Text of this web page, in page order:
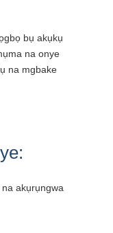
bụ akụkụ
na onye
na mgbake
akụrụngwa